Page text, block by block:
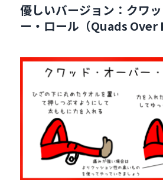
優しいバージョン：クワ
ー・ロール（Quads Over